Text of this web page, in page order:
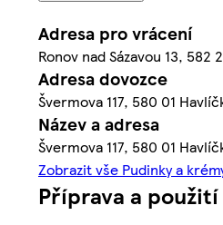
Adresa pro vrácení
Ronov nad Sázavou 13, 582
Adresa dovozce
Švermova 117, 580 01
Název a adresa
Švermova 117, 580 01
Zobrazit vše Pudinky a
Příprava a použití